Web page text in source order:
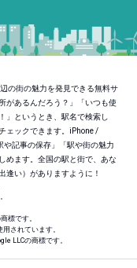
の街の魅力を発見できる無料サ
があるんだろう？」「いつも使
」というとき、駅名で検索し
ェックできます。iPhone /
記事の保存」「駅や街の魅力
めます。全国の駅と街で、あな
逢い）がありますように！
標です。
されています。
LLCの商標です。